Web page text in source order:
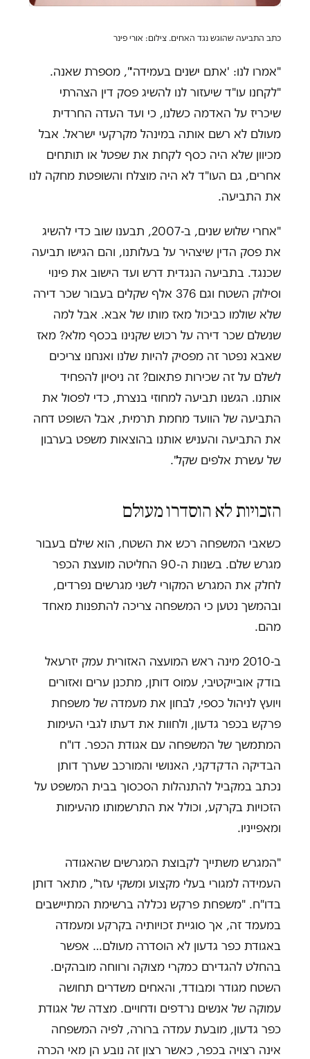
כתב התביעה שהוגש נגד האחים. צילום: אורי פינר
"אמרו לנו: 'אתם ישנים בעמידה'", מספרת שאנה.
"לקחנו עו"ד שיעזור לנו להשיג פסק דין הצהרתי
שיכריז על האדמה כשלנו, כי ועד העדה החרדית
מעולם לא רשם אותה במינהל מקרקעי ישראל. אבל
מכיוון שלא היה כסף לקחת את שפטל או תותחים
אחרים, גם העו"ד לא היה מוצלח והשופטת מחקה לנו
את התביעה.
"אחרי שלוש שנים, ב-2007, תבענו שוב כדי להשיג
את פסק הדין שיצהיר על בעלותנו, והם הגישו תביעה
שכנגד. בתביעה הנגדית דרש ועד הישוב את פינוי
וסילוק השטח וגם 376 אלף שקלים בעבור שכר דירה
שלא שולמו כביכול מאז מותו של אבא. אבל למה
שנשלם שכר דירה על רכוש שקנינו בכסף מלא? מאז
שאבא נפטר זה מפסיק להיות שלנו ואנחנו צריכים
לשלם על זה שכירות פתאום? זה ניסיון להפחיד
אותנו. הגשנו תביעה למחוזי בנצרת, כדי לפסול את
התביעה של הוועד מחמת תרמית, אבל השופט דחה
את התביעה והעניש אותנו בהוצאות משפט בערבון
של עשרת אלפים שקל".
הזכויות לא הוסדרו מעולם
כשאבי המשפחה רכש את השטח, הוא שילם בעבור
מגרש שלם. בשנות ה-90 החליטה מועצת הכפר
לחלק את המגרש המקורי לשני מגרשים נפרדים,
ובהמשך נטען כי המשפחה צריכה להתפנות מאחד
מהם.
ב-2010 מינה ראש המועצה האזורית עמק יזרעאל
בודק אובייקטיבי, עמוס דותן, מתכנן ערים ואזורים
ויועץ לניהול כספי, לבחון את מעמדה של משפחת
פרקש בכפר גדעון, ולחוות את דעתו לגבי העימות
המתמשך של המשפחה עם אגודת הכפר. דו"ח
הבדיקה הדקדקני, האנושי והמורכב שערך דותן
נכתב במקביל להתנהלות הסכסוך בבית המשפט על
הזכויות בקרקע, וכולל את התרשמותו מהעימות
ומאפייניו.
"המגרש משתייך לקבוצת המגרשים שהאגודה
העמידה למגורי בעלי מקצוע ומשקי עזר", מתאר דותן
בדו"ח. "משפחת פרקש נכללה ברשימת המתיישבים
במעמד זה, אך סוגיית זכויותיה בקרקע ומעמדה
באגודת כפר גדעון לא הוסדרה מעולם… אפשר
בהחלט להגדירם כמקרי מצוקה ורווחה מובהקים.
השטח מגודר ומבודד, והאחים משדרים תחושה
עמוקה של אנשים נרדפים ודחויים. מצדה של אגודת
כפר גדעון, מובעת עמדה ברורה, לפיה המשפחה
אינה רצויה בכפר, כאשר רצון זה נובע הן מאי הכרה